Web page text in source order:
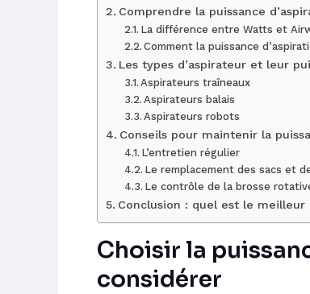
Comprendre la puissance
La différence entre Watts et
Comment la puissance
Les types d’aspirateur et leur
Aspirateurs traîneaux
Aspirateurs balais
Aspirateurs robots
Conseils pour maintenir la
L’entretien régulier
Le remplacement des sacs et
Le contrôle de la brosse
Conclusion : quel est le meilleur
Choisir la
considérer